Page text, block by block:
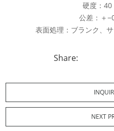
硬度：40
公差：＋
表面処理：ブランク、
Share:
NEXT